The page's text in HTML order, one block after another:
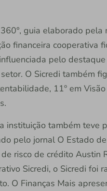
guia elaborado
financeira cooperativa
pelo
O Sicredi também
11º em
instituição também teve
pelo jornal O Estado
risco de crédito Austin
Sicredi, o Sicredi foi
O Finanças Mais